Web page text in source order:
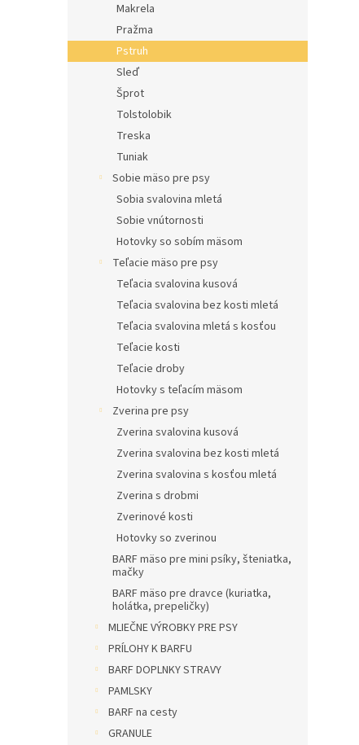
Makrela
Pražma
Pstruh
Sleď
Šprot
Tolstolobik
Treska
Tuniak
Sobie mäso pre psy
Sobia svalovina mletá
Sobie vnútornosti
Hotovky so sobím mäsom
Teľacie mäso pre psy
Teľacia svalovina kusová
Teľacia svalovina bez kosti mletá
Teľacia svalovina mletá s kosťou
Teľacie kosti
Teľacie droby
Hotovky s teľacím mäsom
Zverina pre psy
Zverina svalovina kusová
Zverina svalovina bez kosti mletá
Zverina svalovina s kosťou mletá
Zverina s drobmi
Zverinové kosti
Hotovky so zverinou
BARF mäso pre mini psíky, šteniatka,
mačky
BARF mäso pre dravce (kuriatka,
holátka, prepeličky)
MLIEČNE VÝROBKY PRE PSY
PRÍLOHY K BARFU
BARF DOPLNKY STRAVY
PAMLSKY
BARF na cesty
GRANULE